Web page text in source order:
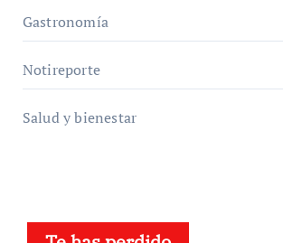
Gastronomía
Notireporte
Salud y bienestar